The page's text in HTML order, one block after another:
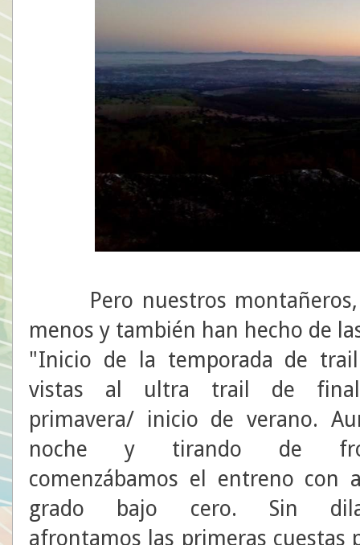
Pero nuestros
menos y también han hecho de
"Inicio de la temporada de
vistas al ultra trail de
primavera/ inicio de verano.
noche y tirando de
comenzábamos el entreno con
grado bajo cero. Sin
afrontamos las primeras cuestas